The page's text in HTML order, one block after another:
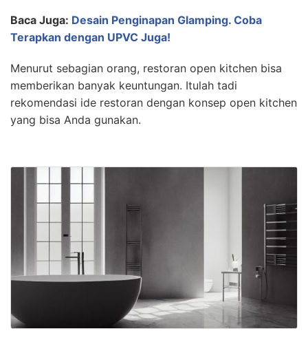
Baca Juga: Desain Penginapan Glamping. Coba
Terapkan dengan UPVC Juga!
Menurut sebagian orang, restoran open kitchen bisa
memberikan banyak keuntungan. Itulah tadi
rekomendasi ide restoran dengan konsep open kitchen
yang bisa Anda gunakan.